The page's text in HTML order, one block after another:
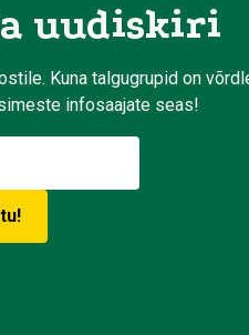
uudiskiri
Kuna talgugrupid on
infosaajate seas!